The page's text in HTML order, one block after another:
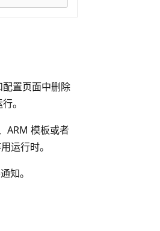
置页面中删除
。
ARM 模板或者
运行时。
知。